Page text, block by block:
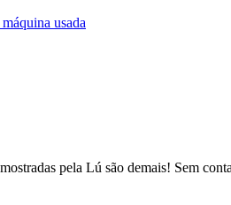
usada
pela Lú são demais! Sem